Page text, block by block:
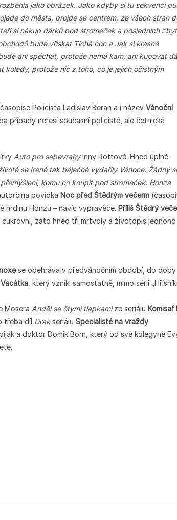
jako obrázek. Jako kdyby si tu sekvenci
do města, projde se centrem, ze všech stran
si nákup dárků pod stromeček a posledních
bude vřískat Tichá noc a Jak si krásné
ani spěchat, protože nemá kam, ani kupovat
koledy, protože nic z toho, co je jejich očistným
Policista Ladislav Beran a i název Vánoční
případy neřeší současní policisté, ale četnická
Auto pro sebevrahyInny Rottové. Hned úplně
se Ireně tak báječně vydařily Vánoce. Žádný
komu co koupit pod stromeček. Honza
povídka Noc před Štědrým večerm
hrdinu Honzu – navíc vypravěče. Příliš Štědrý
zato hned tři mrtvoly a životopis jednoho
se odehrává v předvánočním období, do doby
, který vznikl samostatně, mimo sérii
Mosera Anděl se čtymi tlapkamize seriálu Komisař
třeba díl Drakseriálu Specialisté na vraždy.
a doktor Domik Born, který od své kolegyně